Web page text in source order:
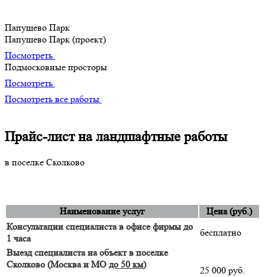
Папушево Парк
Папушево Парк (проект)
Посмотреть
Подмосковные просторы
Посмотреть
Посмотреть все работы
Прайс-лист на ландшафтные работы
в поселке Сколково
Наименование услуг
Цена (руб.)
Консультации специалиста в офисе фирмы до
1 часа
бесплатно
Выезд специалиста на объект в поселке
Сколково (Москва и МО до 50 км)
25 000 руб.